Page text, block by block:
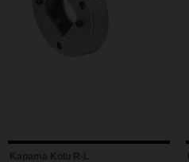
Kapama Kolu R-L